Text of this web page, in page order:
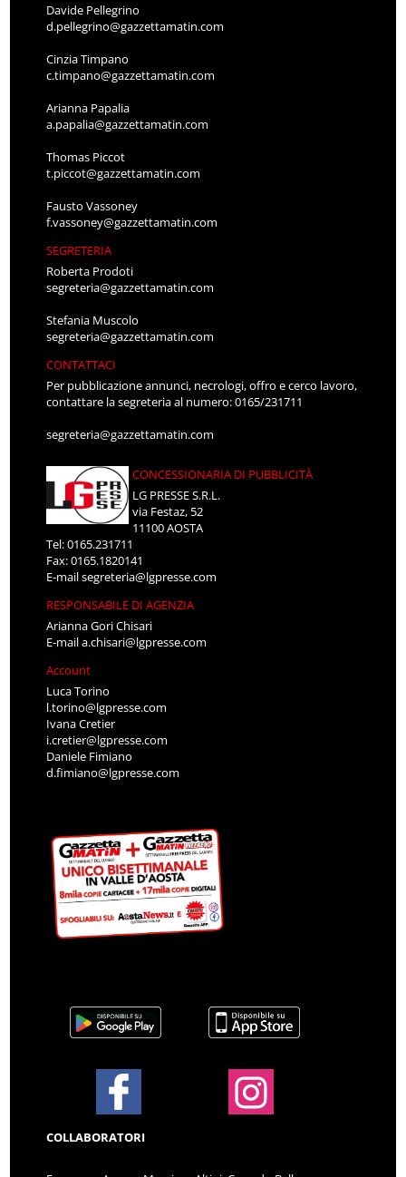
Davide Pellegrino
d.pellegrino@gazzettamatin.com
Cinzia Timpano
c.timpano@gazzettamatin.com
Arianna Papalia
a.papalia@gazzettamatin.com
Thomas Piccot
t.piccot@gazzettamatin.com
Fausto Vassoney
f.vassoney@gazzettamatin.com
SEGRETERIA
Roberta Prodoti
segreteria@gazzettamatin.com
Stefania Muscolo
segreteria@gazzettamatin.com
CONTATTACI
Per pubblicazione annunci, necrologi, offro e cerco lavoro,
contattare la segreteria al numero: 0165/231711
segreteria@gazzettamatin.com
CONCESSIONARIA DI PUBBLICITÀ
LG PRESSE S.R.L.
via Festaz, 52
11100 AOSTA
Tel: 0165.231711
Fax: 0165.1820141
E-mailsegreteria@lgpresse.com
RESPONSABILE DI AGENZIA
Arianna Gori Chisari
E-maila.chisari@lgpresse.com
Account
Luca Torino
l.torino@lgpresse.com
Ivana Cretier
i.cretier@lgpresse.com
Daniele Fimiano
d.fimiano@lgpresse.com
COLLABORATORI